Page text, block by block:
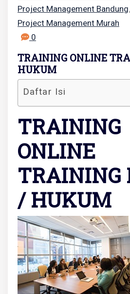
Project Management Bandung
Project Management Murah
0
TRAINING ONLINE
HUKUM
Daftar Isi
TRAINING
ONLINE
TRAINING
/ HUKUM